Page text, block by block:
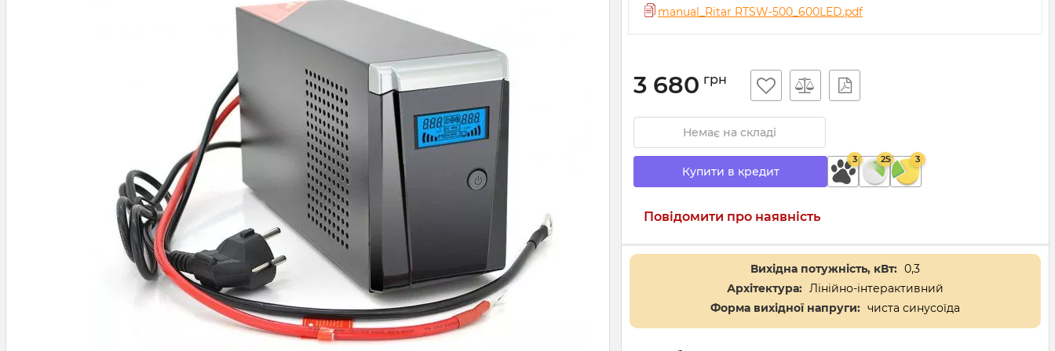
manual_Ritar RTSW-500_600LED.pdf
3 680 грн
Немає на складі
Купити в кредит
3 25 3
Повідомити про наявність
Вихідна потужність, кВт: 0,3
Архітектура: Лінійно-інтерактивний
Форма вихідної напруги: чиста синусоїда